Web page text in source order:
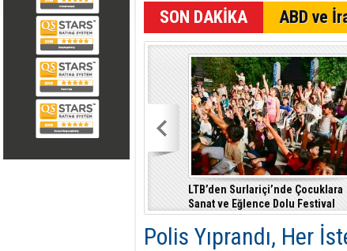
SON DAKİKA ABD ve
LTB’den Surlariçi’nde Çocuklara
Sanat ve Eğlence Dolu Festival
Polis Yıprandı, Her